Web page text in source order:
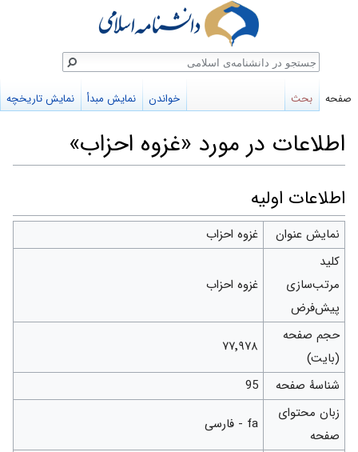
اطلاعات در مورد «غزوه احزاب»
پرش
به
ناوبری
پرش
به
جستجو
اطلاعات اولیه
نمایش عنوان
غزوه احزاب
کلید
مرتب‌سازی
پیش‌فرض
غزوه احزاب
حجم صفحه
(بایت)
۷۷٬۹۷۸
شناسهٔ صفحه
95
زبان محتوای
صفحه
fa - فارسی
صفحه بحث خواندن نمایش مبدأ نمایش تاریخچه
جستجو